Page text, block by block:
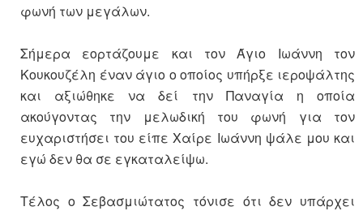
φωνή των μεγάλων.
Σήμερα εορτάζουμε και τον Άγιο Ιωάννη τον
Κουκουζέλη έναν άγιο ο οποίος υπήρξε ιεροψάλτης
και αξιώθηκε να δεί την Παναγία η οποία
ακούγοντας την μελωδική του φωνή για τον
ευχαριστήσει του είπε Χαίρε Ιωάννη ψάλε μου και
εγώ δεν θα σε εγκαταλείψω.
Τέλος ο Σεβασμιώτατος τόνισε ότι δεν υπάρχει